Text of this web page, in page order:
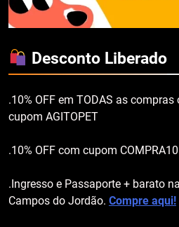
Desconto Liberado
.10% OFF em TODAS as compras
cupom AGITOPET
.10% OFF com cupom
.Ingresso e Passaporte + barato na
Campos do Jordão. Compre aqui!